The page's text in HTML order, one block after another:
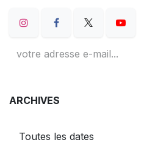
ARCHIVES